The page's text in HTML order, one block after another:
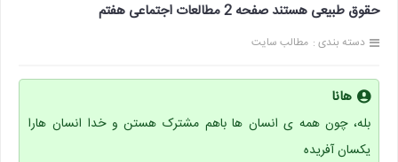
حقوق طبیعی هستند صفحه 2 مطالعات اجتماعی هفتم
دسته بندی : مطالب سایت
هانا
بله، چون همه ی انسان ها باهم مشترک هستن و خدا انسان هارا
یکسان آفریده